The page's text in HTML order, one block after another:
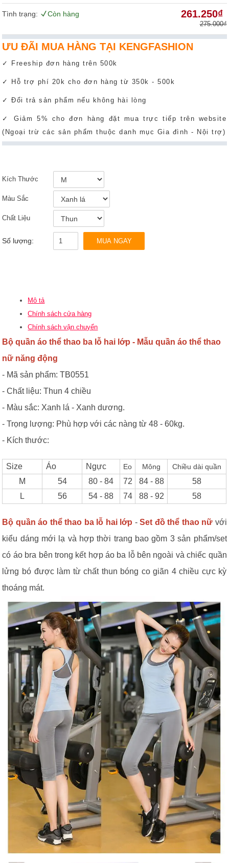
Tình trạng: Còn hàng 261.250₫
275.000₫
ƯU ĐÃI MUA HÀNG TẠI KENGFASHION
✓ Freeship đơn hàng trên 500k
✓ Hỗ trợ phí 20k cho đơn hàng từ 350k - 500k
✓ Đổi trả sản phẩm nếu không hài lòng
✓ Giảm 5% cho đơn hàng đặt mua trực tiếp trên website
(Ngoại trừ các sản phẩm thuộc danh mục Gia đình - Nội trợ)
Kích Thước
Màu Sắc
Chất Liệu
MUA NGAY
Số lượng:
Mô tả
Chính sách cửa hàng
Chính sách vận chuyển
Bộ quần áo thể thao ba lỗ hai lớp - Mẫuquần áo thể thao
nữ năng động
- Mã sản phẩm: TB0551
- Chất liệu: Thun 4 chiều
- Màu sắc: Xanh lá - Xanh dương.
- Trọng lượng: Phù hợp với các nàng từ 48 - 60kg.
- Kích thước:
Size Áo Ngực Eo Mông Chiều dài quần
M 54 80 - 84 72 84 - 88
58
L
56 54 - 88 74 88 - 92 58
Bộ quần áo thể thao ba lỗ hai lớp -Set đồ thể thao nữ với
kiểu dáng mới lạ và hợp thời trang bao gồm 3 sản phẩm/set
có áo bra bên trong kết hợp áo ba lỗ bên ngoài và chiếc quần
lửng bó được làm từ chất thun bóng co giãn 4 chiều cực kỳ
thoáng mát.